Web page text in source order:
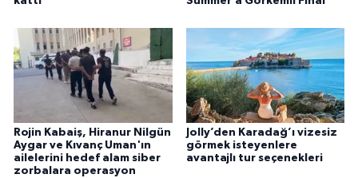
Rojin Kabaiş, Hiranur Nilgün
Aygar ve Kıvanç Uman'ın
ailelerini hedef alam siber
zorbalara operasyon
Jolly’den Karadağ’ı vizesiz
görmek isteyenlere
avantajlı tur seçenekleri